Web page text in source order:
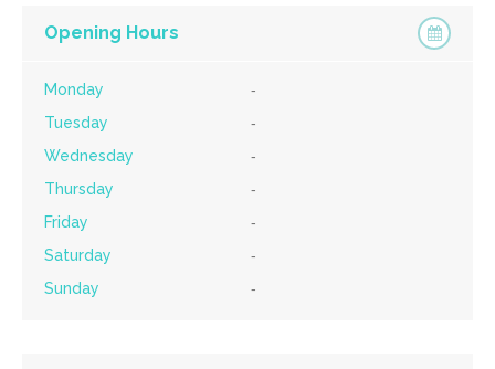
Opening Hours
Monday
-
Tuesday
-
Wednesday
-
Thursday
-
Friday
-
Saturday
-
Sunday
-